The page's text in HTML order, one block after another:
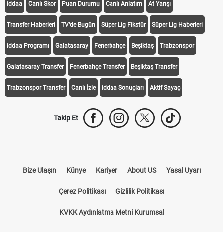
iddaa Canlı Skor Puan Durumu Canlı Anlatım At Yarışı
Transfer Haberleri TV'de Bugün Süper Lig Fikstür Süper Lig Haberleri
iddaa Programı Galatasaray Fenerbahçe Beşiktaş Trabzonspor
Galatasaray Transfer Fenerbahçe Transfer Beşiktaş Transfer
Trabzonspor Transfer Canlı İzle iddaa Sonuçları Aktif Sayaç
Takip Et
Bize Ulaşın Künye Kariyer About US Yasal Uyarı
Çerez Politikası Gizlilik Politikası
KVKK Aydınlatma Metni Kurumsal